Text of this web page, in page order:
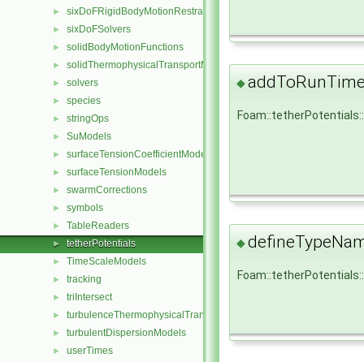
► sixDoFRigidBodyMotionRestraints
► sixDoFSolvers
► solidBodyMotionFunctions
► solidThermophysicalTransportModels
► solvers
► species
► stringOps
► SuModels
► surfaceTensionCoefficientModels
► surfaceTensionModels
► swarmCorrections
► symbols
► TableReaders
► tetherPotentials
► TimeScaleModels
► tracking
► triIntersect
► turbulenceThermophysicalTransportModels
► turbulentDispersionModels
► userTimes
◆
◆